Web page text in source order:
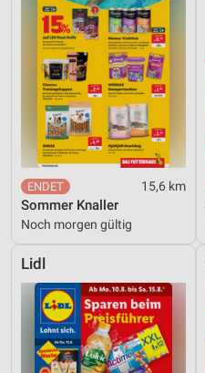
15,6 km
Sommer Knaller
Noch morgen gültig
Lidl